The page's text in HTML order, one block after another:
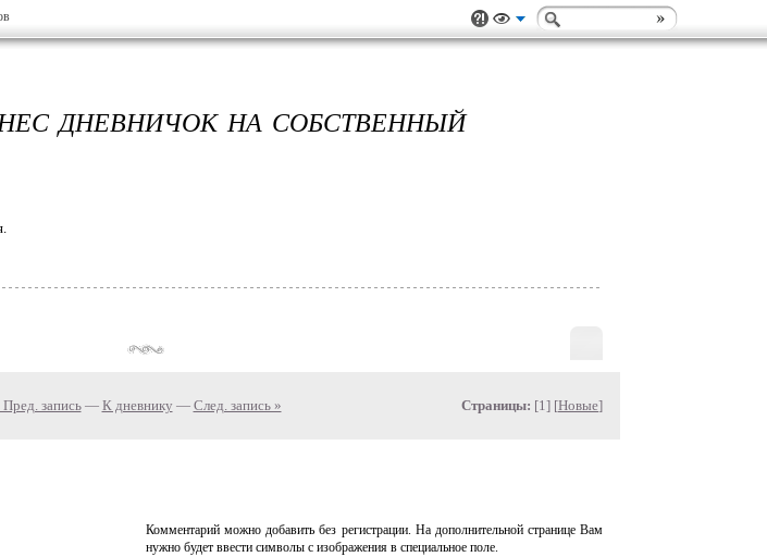
ДНЕВНИЧОК НА СОБСТВЕННЫЙ
Пред. запись— К дневнику — След. запись » Страницы: [1] [Новые]
Комментарий можно добавить без регистрации. На дополнительной странице Вам
нужно будет ввести символы с изображения в специальное поле.